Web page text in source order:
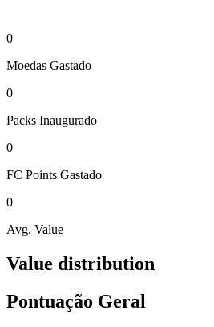
0
Moedas Gastado
0
Packs Inaugurado
0
FC Points Gastado
0
Avg. Value
Value distribution
Pontuação Geral